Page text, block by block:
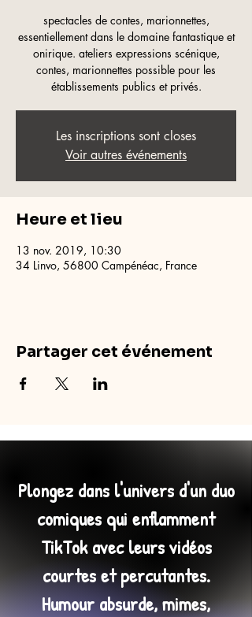
spectacles de contes, marionnettes,
essentiellement dans le domaine fantastique et
onirique. ateliers expressions scénique,
contes, marionnettes possible pour les
établissements publics et privés.
Les inscriptions sont closes
Voir autres événements
Heure et lieu
13 nov. 2019, 10:30
34 Linvo, 56800 Campénéac, France
Partager cet événement
Plongez dans l'univers d'un duo
comiques qui enflamment
TikTok avec leurs vidéos
courtes et percutantes.
Humour absurde, mimes,